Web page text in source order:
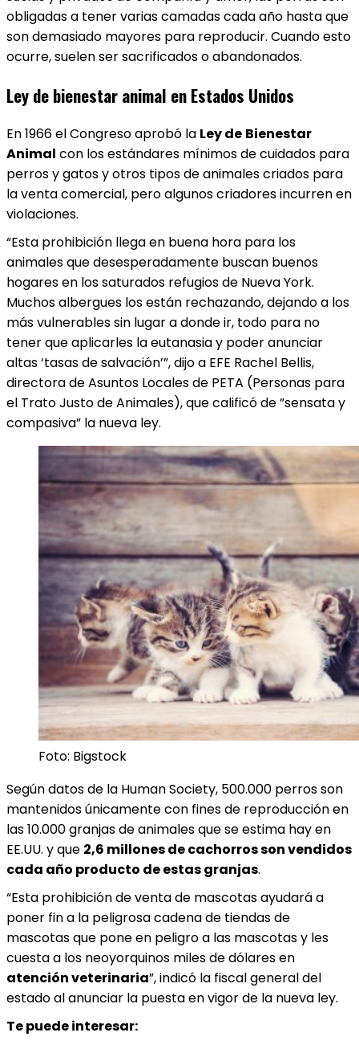
obligadas a tener varias camadas cada año hasta que
son demasiado mayores para reproducir. Cuando esto
ocurre, suelen ser sacrificados o abandonados.
Ley de bienestar animal en Estados Unidos
En 1966 el Congreso aprobó la Ley de Bienestar
Animal con los estándares mínimos de cuidados para
perros y gatos y otros tipos de animales criados para
la venta comercial, pero algunos criadores incurren en
violaciones.
“Esta prohibición llega en buena hora para los
animales que desesperadamente buscan buenos
hogares en los saturados refugios de Nueva York.
Muchos albergues los están rechazando, dejando a los
más vulnerables sin lugar a donde ir, todo para no
tener que aplicarles la eutanasia y poder anunciar
altas ‘tasas de salvación’”, dijo a EFE Rachel Bellis,
directora de Asuntos Locales de PETA (Personas para
el Trato Justo de Animales), que calificó de ”sensata y
compasiva” la nueva ley.
Foto: Bigstock
Según datos de la Human Society, 500.000 perros son
mantenidos únicamente con fines de reproducción en
las 10.000 granjas de animales que se estima hay en
EE.UU. y que 2,6 millones de cachorros son vendidos
cada año producto de estas granjas.
“Esta prohibición de venta de mascotas ayudará a
poner fin a la peligrosa cadena de tiendas de
mascotas que pone en peligro a las mascotas y les
cuesta a los neoyorquinos miles de dólares en
atención veterinaria”, indicó la fiscal general del
estado al anunciar la puesta en vigor de la nueva ley.
Te puede interesar: